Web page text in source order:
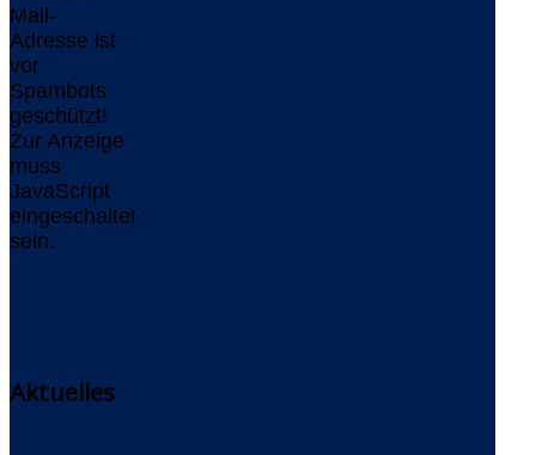
Mail-
Adresse ist
vor
Spambots
geschützt!
Zur Anzeige
muss
JavaScript
eingeschaltet
sein.
Aktuelles